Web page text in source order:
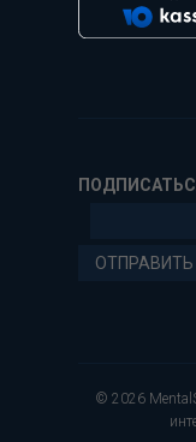
ОТПРАВИТЬ
© 2026